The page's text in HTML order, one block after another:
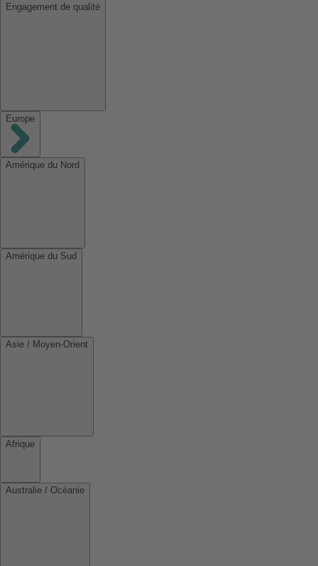
Engagement de qualité
Europe
Amérique du Nord
Amérique du Sud
Asie / Moyen-Orient
Afrique
Australie / Océanie